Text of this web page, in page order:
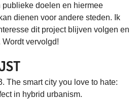
doelen en hiermee
dienen voor andere steden. Ik
dit project blijven volgen en
vervolgd!
The smart city you love to hate:
in hybrid urbanism.